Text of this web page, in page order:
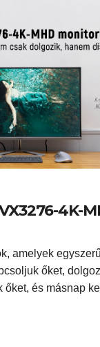
4K-
amelyek
őket,
őket, és másnap